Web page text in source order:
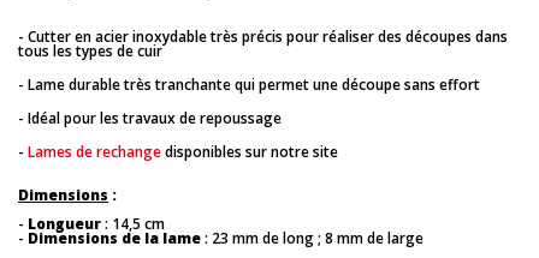
- Cutter en acier inoxydable très précis pour réaliser des découpes dans
tous les types de cuir
- Lame durable très tranchante qui permet une découpe sans effort
- Idéal pour les travaux de repoussage
- Lames de rechangedisponibles sur notre site
Dimensions :
- Longueur: 14,5 cm
- Dimensions de la lame: 23 mm de long ; 8 mm de large